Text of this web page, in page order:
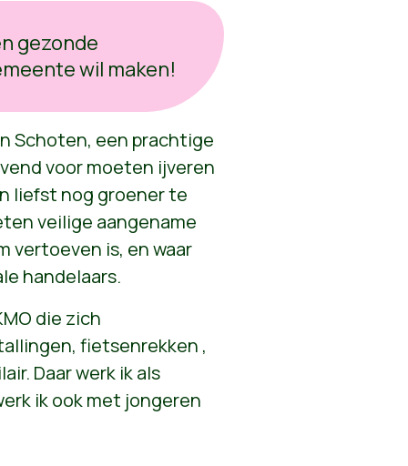
gezonde
wil maken!
Schoten, een prachtige
voor moeten ijveren
liefst nog groener te
veilige aangename
vertoeven is, en waar
handelaars.
die zich
fietsenrekken ,
Daar werk ik als
ik ook met jongeren